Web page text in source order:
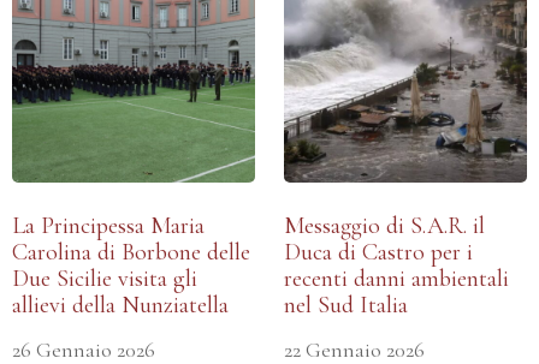
La Principessa Maria
Carolina di Borbone delle
Due Sicilie visita gli
allievi della Nunziatella
26 Gennaio 2026
Messaggio di S.A.R. il
Duca di Castro per i
recenti danni ambientali
nel Sud Italia
22 Gennaio 2026